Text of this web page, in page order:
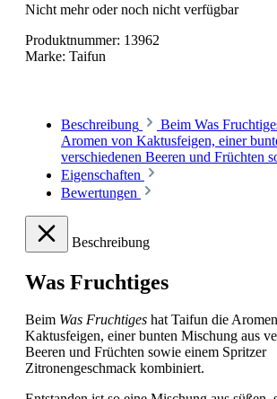
Nicht mehr oder noch nicht verfügbar
Produktnummer: 13962
Marke: Taifun
Beschreibung
Beim Was
Aromen von Kaktusfeigen, einer
verschiedenen Beeren und Früchten
Eigenschaften
Bewertungen
Beschreibung
Was Fruchtiges
Beim Was Fruchtiges hat Taifun die
Kaktusfeigen, einer bunten Mischung aus
Beeren und Früchten sowie einem Spritzer
Zitronengeschmack kombiniert.